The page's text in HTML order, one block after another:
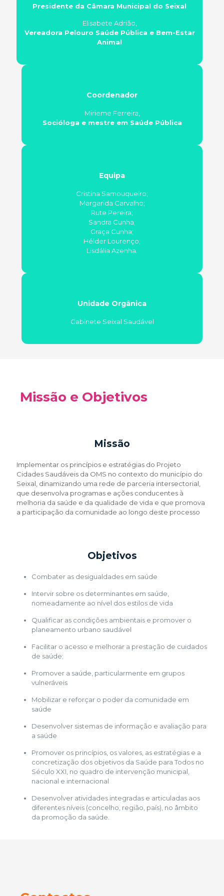
Presidente da Câmara Municipal do Seixal
Elisabete Adrião,
Vereadora Pelouro Saúde Pública e Bem-Estar
Animal
Coordenador
Mirieme Ferreira,
Socióloga e mestre em Saúde Pública
Equipa
Cristina Samouqueiro;
Margarida Carvalho;
Rute Pereira;
Sandra Cunha;
Graça Cunha;
Hélder Lourenço;
Lisdália Azenha.
Unidade Orgânica
Gabinete Seixal Saudável
Missão e Objetivos
Missão
Implementar os princípios e estratégias do Projeto
Cidades Saudáveis da OMS no contexto do município do
Seixal, dinamizando uma rede de parceria intersectorial,
que desenvolva programas e ações conducentes à
melhoria da saúde e da qualidade de vida e que promova
a participação da comunidade ao longo deste processo
Objetivos
Combater as desigualdades em saúde
Intervir sobre os determinantes em saúde,
nomeadamente ao nível dos estilos de vida
Qualificar as condições ambientais e promover o
planeamento urbano saudável
Facilitar o acesso e melhorar a prestação de cuidados
de saúde;
Promover a saúde, particularmente em grupos
vulneráveis
Mobilizar e reforçar o poder da comunidade em
saúde
Desenvolver sistemas de informação e avaliação para
a saúde
Promover os princípios, os valores, as estratégias e a
concretização dos objetivos da Saúde para Todos no
Século XXI, no quadro de intervenção municipal,
nacional e internacional
Desenvolver atividades integradas e articuladas aos
diferentes níveis (concelho, região, país), no âmbito
da promoção da saúde.